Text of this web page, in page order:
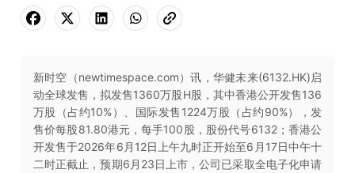
新时空（newtimespace.com）讯，华健未来(6132.HK)启
动全球发售，拟发售1360万股H股，其中香港公开发售136
万股（占约10%）、国际发售1224万股（占约90%），发
售价每股81.80港元，每手100股，股份代号6132；香港公
开发售于2026年6月12日上午九时正开始至6月17日中午十
二时正截止，预期6月23日上市，公司已采取全电子化申请